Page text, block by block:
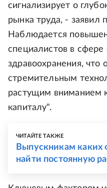
сигнализирует о
рынка труда, - заявил
Наблюдается
специалистов в сфере
здравоохранения, что
стремительным
растущим вниманием
капиталу".
ЧИТАЙТЕ ТАКЖЕ
Выпускникам каких
найти постоянную